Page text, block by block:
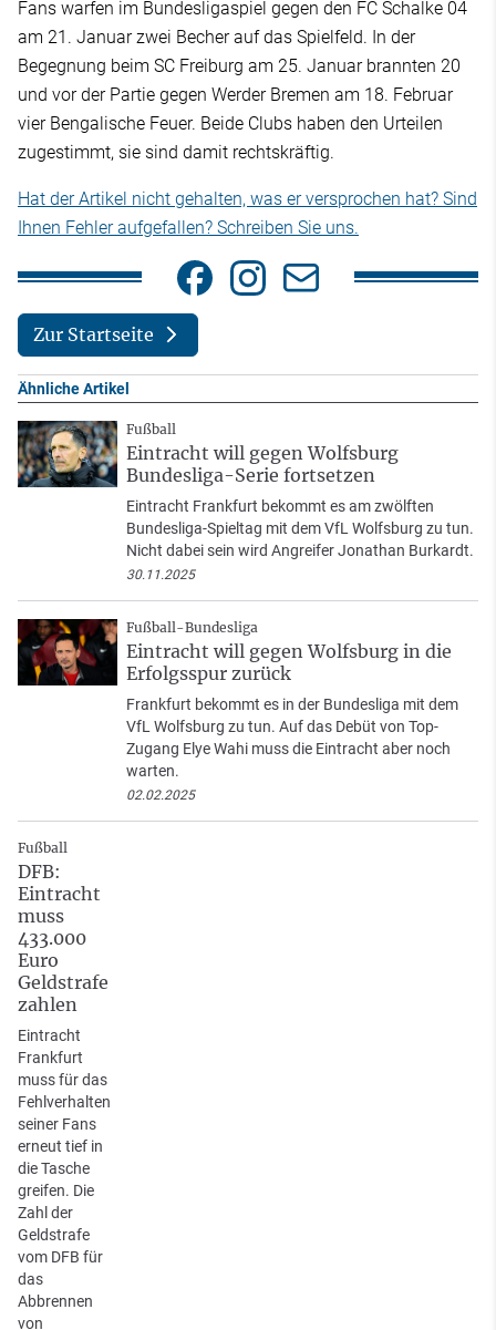
Fans warfen im Bundesligaspiel gegen den FC Schalke 04
am 21. Januar zwei Becher auf das Spielfeld. In der
Begegnung beim SC Freiburg am 25. Januar brannten 20
und vor der Partie gegen Werder Bremen am 18. Februar
vier Bengalische Feuer. Beide Clubs haben den Urteilen
zugestimmt, sie sind damit rechtskräftig.
Hat der Artikel nicht gehalten, was er versprochen hat? Sind
Ihnen Fehler aufgefallen? Schreiben Sie uns.
Zur Startseite
Ähnliche Artikel
Fußball
Eintracht will gegen Wolfsburg
Bundesliga-Serie fortsetzen
Eintracht Frankfurt bekommt es am zwölften
Bundesliga-Spieltag mit dem VfL Wolfsburg zu tun.
Nicht dabei sein wird Angreifer Jonathan Burkardt.
30.11.2025
Fußball-Bundesliga
Eintracht will gegen Wolfsburg in die
Erfolgsspur zurück
Frankfurt bekommt es in der Bundesliga mit dem
VfL Wolfsburg zu tun. Auf das Debüt von Top-
Zugang Elye Wahi muss die Eintracht aber noch
warten.
02.02.2025
Fußball
DFB:
Eintracht
muss
433.000
Euro
Geldstrafe
zahlen
Eintracht
Frankfurt
muss für das
Fehlverhalten
seiner Fans
erneut tief in
die Tasche
greifen. Die
Zahl der
Geldstrafe
vom DFB für
das
Abbrennen
von